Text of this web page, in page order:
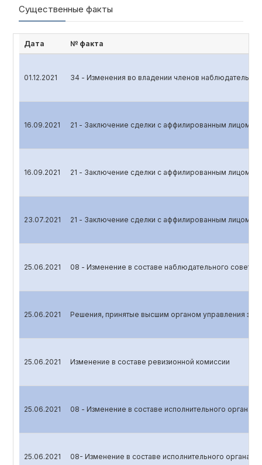
Существенные факты
Дата № факта
01.12.2021 34 - Изменения во владении членов
16.09.2021 21 - Заключение сделки с аффилированным лицом
16.09.2021 21 - Заключение сделки с аффилированным лицом
23.07.2021 21 - Заключение сделки с аффилированным лицом
25.06.2021 08 - Изменение в составе наблюдательного совета
25.06.2021 Решения, принятые высшим органом управления
25.06.2021 Изменение в составе ревизионной комиссии
25.06.2021 08 - Изменение в составе исполнительного органа
25.06.2021 08- Изменение в составе исполнительного органа